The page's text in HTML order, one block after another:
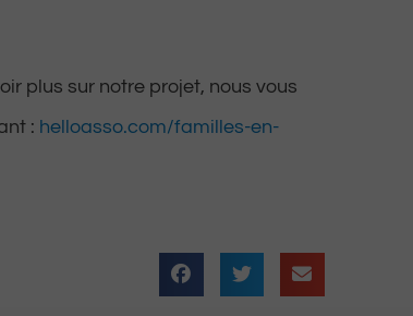
plus sur notre projet, nous vous
: helloasso.com/familles-en-